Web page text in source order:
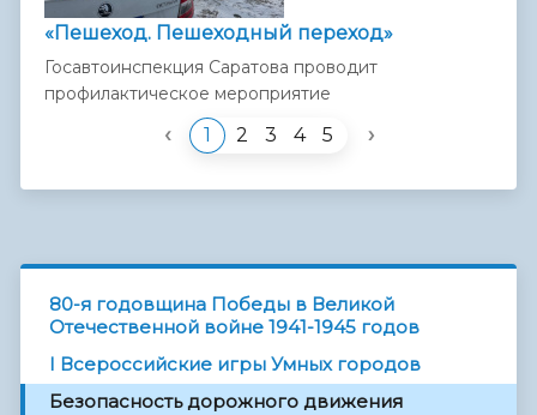
«Пешеход. Пешеходный переход»
Госавтоинспекция Саратова проводит
профилактическое мероприятие
‹ 1 2 3 4 5 ›
80-я годовщина Победы в Великой
Отечественной войне 1941-1945 годов
I Всероссийские игры Умных городов
Безопасность дорожного движения